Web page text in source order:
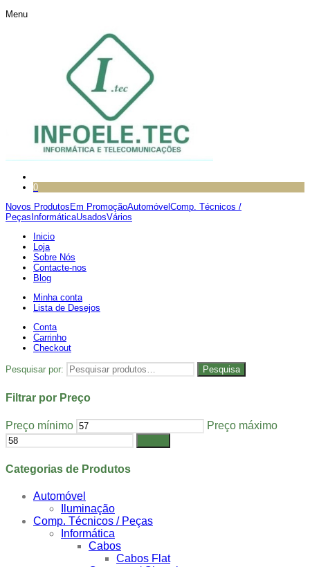
Menu
0
Novos Produtos Em PromoçãoAutomóvel Comp. Técnicos /
Peças InformáticaUsadosVários
Inicio
Loja
Sobre Nós
Contacte-nos
Blog
Minha conta
Lista de Desejos
Conta
Carrinho
Checkout
Pesquisar por: Pesquisa
Filtrar por Preço
Preço mínimo Preço máximo
Categorias de Produtos
Automóvel
Iluminação
Comp. Técnicos / Peças
Informática
Cabos
Cabos Flat